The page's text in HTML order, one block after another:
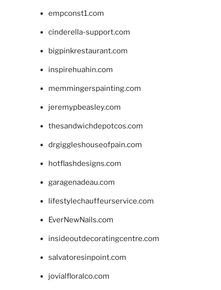
empconst1.com
cinderella-support.com
bigpinkrestaurant.com
inspirehuahin.com
memmingerspainting.com
jeremypbeasley.com
thesandwichdepotcos.com
drgiggleshouseofpain.com
hotflashdesigns.com
garagenadeau.com
lifestylechauffeurservice.com
EverNewNails.com
insideoutdecoratingcentre.com
salvatoresinpoint.com
jovialfloralco.com